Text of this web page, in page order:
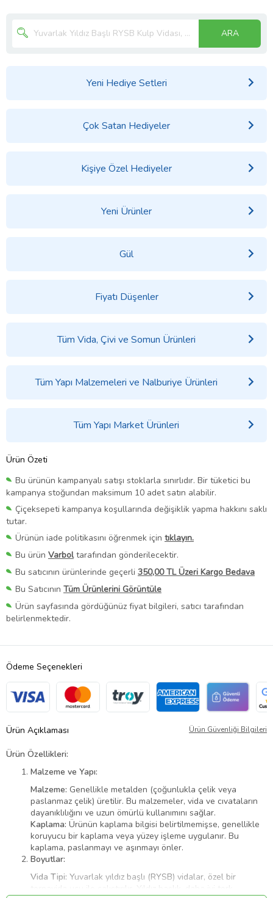
ARA
Yeni Hediye Setleri
Çok Satan Hediyeler
Kişiye Özel Hediyeler
Yeni Ürünler
Gül
Fiyatı Düşenler
Tüm Vida, Çivi ve Somun Ürünleri
Tüm Yapı Malzemeleri ve Nalburiye Ürünleri
Tüm Yapı Market Ürünleri
Ürün Özeti
Bu ürünün kampanyalı satışı stoklarla sınırlıdır. Bir tüketici bu
kampanya stoğundan maksimum 10 adet satın alabilir.
Çiçeksepeti kampanya koşullarında değişiklik yapma hakkını saklı
tutar.
Ürünün iade politikasını öğrenmek için tıklayın.
Bu ürün Varboltarafından gönderilecektir.
Bu satıcının ürünlerinde geçerli 350,00 TL Üzeri Kargo Bedava
Bu Satıcının Tüm Ürünlerini Görüntüle
Ürün sayfasında gördüğünüz fiyat bilgileri, satıcı tarafından
belirlenmektedir.
Ödeme Seçenekleri
Ürün Açıklaması Ürün Güvenliği Bilgileri
Ürün Özellikleri:
Malzeme ve Yapı:
Malzeme: Genellikle metalden (çoğunlukla çelik veya
paslanmaz çelik) üretilir. Bu malzemeler, vida ve cıvataların
dayanıklılığını ve uzun ömürlü kullanımını sağlar.
Kaplama: Ürünün kaplama bilgisi belirtilmemişse, genellikle
koruyucu bir kaplama veya yüzey işleme uygulanır. Bu
kaplama, paslanmayı ve aşınmayı önler.
Boyutlar:
Vida Tipi: Yuvarlak yıldız başlı (RYSB) vidalar, özel bir
tornavida ucu ile çalıştırılır. Yıldız başlık, daha iyi tork